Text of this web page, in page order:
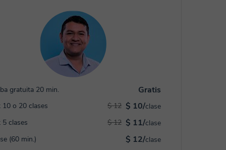
gratuita 20 min. Gratis
10 o 20 clases $ 10/clase
$ 12
5 clases
$ 11/clase
$ 12
(60 min.)
$ 12/clase